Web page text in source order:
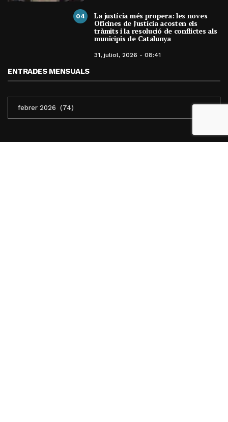
04 La justícia més propera: les noves
Oficines de Justícia acosten els
tràmits i la resolució de conflictes als
municipis de Catalunya
31, juliol, 2026 - 08:41
ENTRADES MENSUALS
MENSUALS